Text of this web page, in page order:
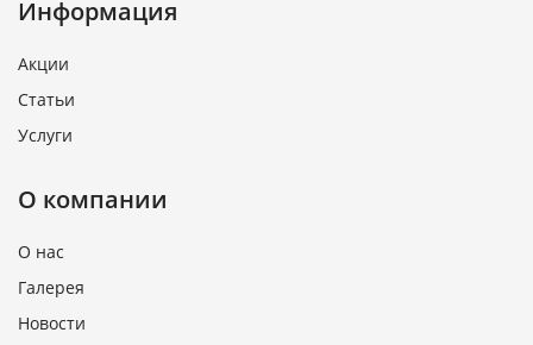
Информация
Акции
Статьи
Услуги
О компании
О нас
Галерея
Новости